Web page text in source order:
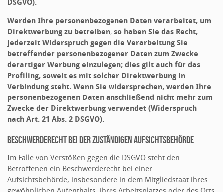
DSGVO).
Werden Ihre personenbezogenen Daten verarbeitet, um
Direktwerbung zu betreiben, so haben Sie das Recht,
jederzeit Widerspruch gegen die Verarbeitung Sie
betreffender personenbezogener Daten zum Zwecke
derartiger Werbung einzulegen; dies gilt auch für das
Profiling, soweit es mit solcher Direktwerbung in
Verbindung steht. Wenn Sie widersprechen, werden Ihre
personenbezogenen Daten anschließend nicht mehr zum
Zwecke der Direktwerbung verwendet (Widerspruch
nach Art. 21 Abs. 2 DSGVO).
Beschwerderecht bei der zuständigen Aufsichtsbehörde
Im Falle von Verstößen gegen die DSGVO steht den
Betroffenen ein Beschwerderecht bei einer
Aufsichtsbehörde, insbesondere in dem Mitgliedstaat ihres